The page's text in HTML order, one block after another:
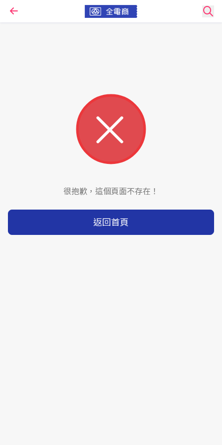
很抱歉，這個頁面不存在！
返回首頁